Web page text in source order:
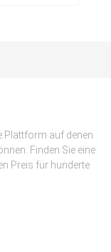
Plattform auf denen
Finden Sie eine
Preis für hunderte